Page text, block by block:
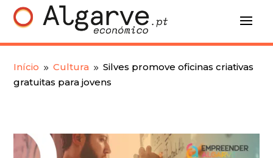
Início 9 Cultura 9 Silves promove oficinas criativas
gratuitas para jovens